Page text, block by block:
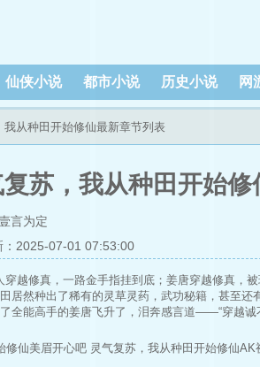
仙侠小说 都市小说 历史小说 网
我从种田开始修仙最新章节列表
复苏，我从种田开始修
言为定
：2025-07-01 07:53:00
穿越修真，一路金手指挂到底；姜唐穿越修真，
居然种出了稀有的灵草灵药，武功秘籍，甚至
全能高手的姜唐飞升了，泪奔感言道——“穿越诚
修仙美眉开心吧 灵气复苏，我从种田开始修仙AK